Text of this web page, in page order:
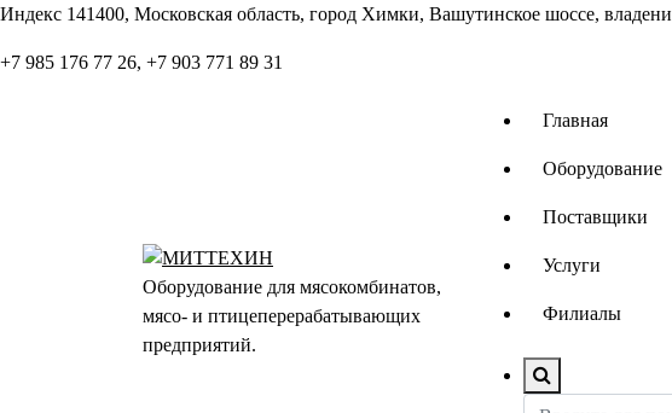
Перейти
содержанию
Индекс 141400, Московская область, город Химки, Вашутинское шоссе,
+7 985 176 77 26, +7 903 771 89 31
Оборудование для мясокомбинатов,
мясо- и птицеперерабатывающих
предприятий.
Главная
Оборудование
Поставщики
Услуги
Филиалы